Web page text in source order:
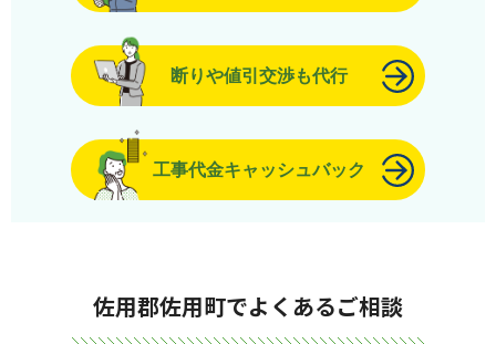
断りや値引交渉も代行
工事代金キャッシュバック
佐用郡佐用町でよくあるご相談